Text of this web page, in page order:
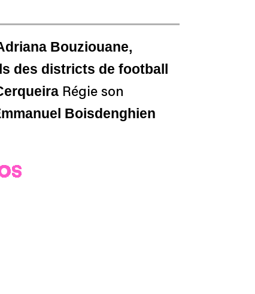
Bouziouane,
des districts de football
Régie son
Boisdenghien